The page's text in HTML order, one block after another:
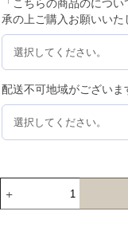
「こちらの商品のにつ
承の上ご購入お願いいた
配送不可地域がございま